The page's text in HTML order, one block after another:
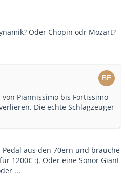
Oder Chopin odr Mozart?
Piannissimo bis Fortissimo
Die echte Schlagzeuger
aus den 70ern und brauche
1200€ :). Oder eine Sonor Giant
...